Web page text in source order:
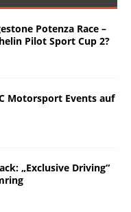
Potenza Race –
Pilot Sport Cup 2?
Motorsport Events auf
„Exclusive Driving“